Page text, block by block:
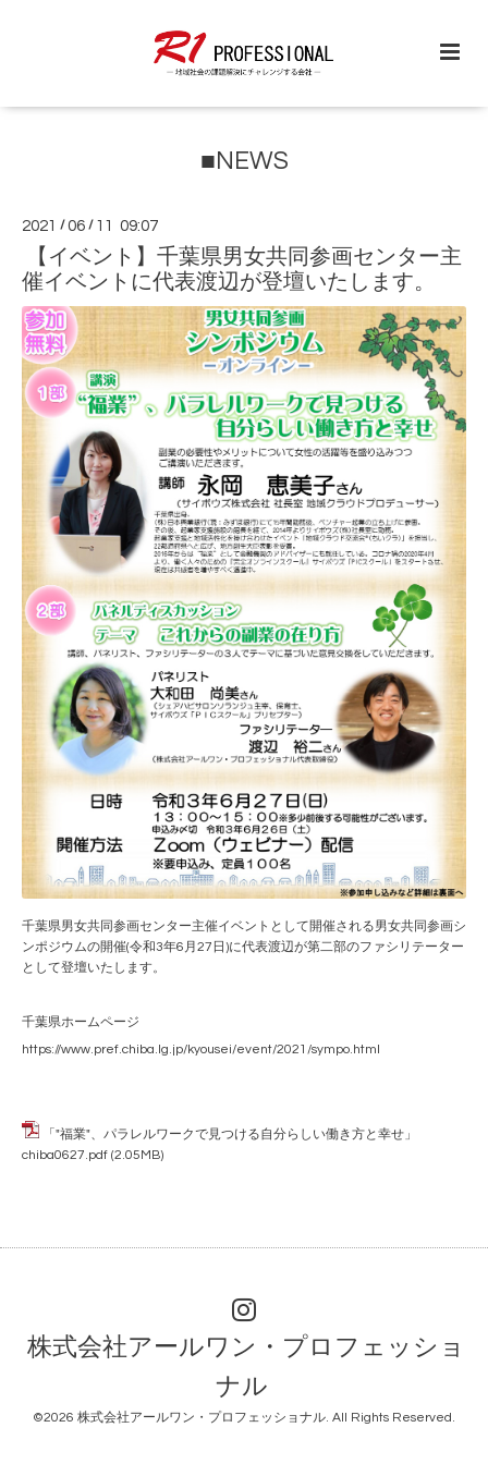
■NEWS
2021 /06 / 11 09:07
【イベント】千葉県男女共同参画センター主
催イベントに代表渡辺が登壇いたします。
千葉県男女共同参画センター主催イベントとして開催される男女共同参画シ
ンポジウムの開催(令和3年6月27日)に代表渡辺が第二部のファシリテーター
として登壇いたします。
千葉県ホームページ
https://www.pref.chiba.lg.jp/kyousei/event/2021/sympo.html
「"福業"、パラレルワークで見つける自分らしい働き方と幸せ」
chiba0627.pdf (2.05MB)
株式会社アールワン・プロフェッショ
ナル
©2026 株式会社アールワン・プロフェッショナル. All Rights Reserved.